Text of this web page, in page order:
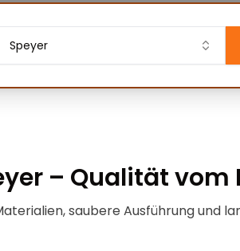
Speyer
– Qualität vom
saubere Ausführung und